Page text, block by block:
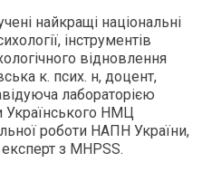
найкращі національні
інструментів
відновлення
к. псих. н, доцент,
лабораторією
Українського НМЦ
роботи НАПН України,
з MHPSS.